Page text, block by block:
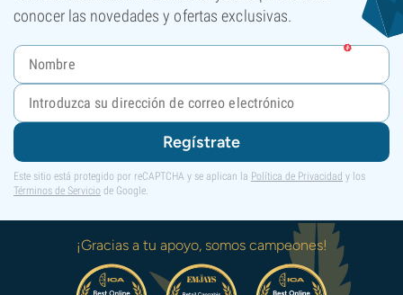
conocer las novedades y ofertas exclusivas.
Regístrate
Este sitio está protegido por reCAPTCHA y se aplican la Política de Privacidad y los
Términos de Servicio de Google.
¡Gracias a tu apoyo, somos campeones!